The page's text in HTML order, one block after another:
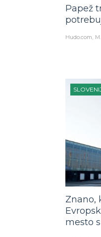
Papež
Hudo.com
Znano,
mesto